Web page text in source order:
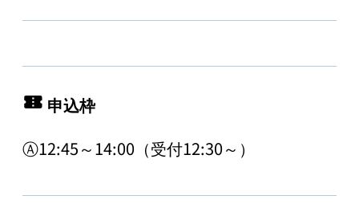
申込枠
Ⓐ12:45～14:00（受付12:30～）